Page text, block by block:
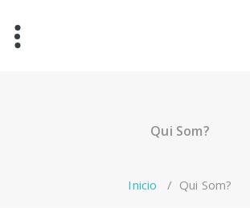
Qui Som?
Inicio / Qui Som?